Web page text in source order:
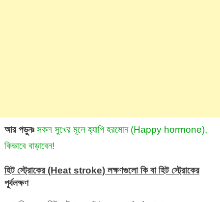
আর পড়ুনঃ সকল সুখের মূলে হ্যাপি হরমোন (Happy hormone),
কিভাবে বাড়াবেন!
হিট স্ট্রোকের (Heat stroke) লক্ষণগুলো কি বা হিট স্ট্রোকের
পূর্বলক্ষণ